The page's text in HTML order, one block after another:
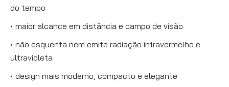
do tempo
maior alcance em distância e campo de visão
não esquenta nem emite radiação infravermelho e
ultravioleta
design mais moderno, compacto e elegante